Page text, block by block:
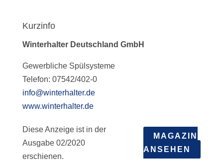
Kurzinfo
Winterhalter Deutschland GmbH
Gewerbliche Spülsysteme
Telefon: 07542/402-0
info@winterhalter.de
www.winterhalter.de
Diese Anzeige ist in der
Ausgabe 02/2020
erschienen.
MAGAZIN
ANSEHEN